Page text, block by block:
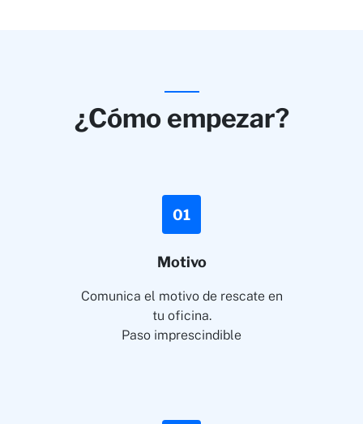
¿Cómo empezar?
01
Motivo
Comunica el motivo de rescate en
tu oficina.
Paso imprescindible